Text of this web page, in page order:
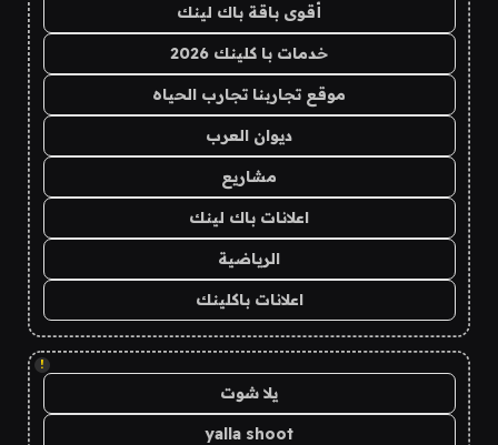
أقوى باقة باك لينك
خدمات با كلينك 2026
موقع تجاربنا تجارب الحياه
ديوان العرب
مشاريع
اعلانات باك لينك
الرياضية
اعلانات باكلينك
!
يلا شوت
yalla shoot